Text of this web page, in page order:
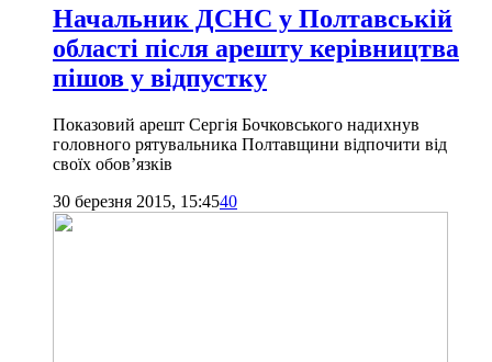
Начальник ДСНС у Полтавській
області після арешту керівництва
пішов у відпустку
Показовий арешт Сергія Бочковського надихнув
головного рятувальника Полтавщини відпочити від
своїх обов’язків
30 березня 2015, 15:4540